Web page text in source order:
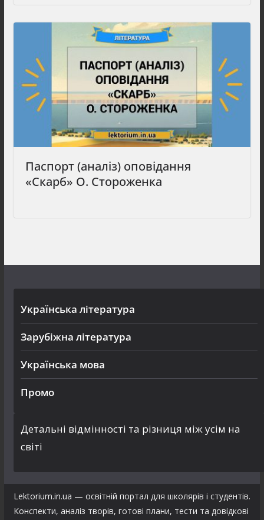
Паспорт (аналіз) оповідання
«Скарб» О. Стороженка
Українська література
Зарубіжна література
Українська мова
Промо
Детальні відмінності та різниця між усім на
світі
Lektorium.in.ua — освітній портал для школярів і студентів.
Конспекти, аналіз творів, готові плани, тести та довідкові